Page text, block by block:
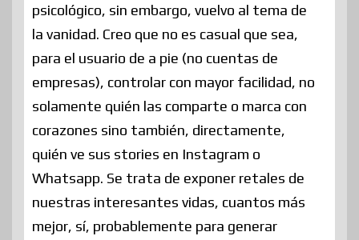
psicológico, sin embargo, vuelvo al tema de
la vanidad. Creo que no es casual que sea,
para el usuario de a pie (no cuentas de
empresas), controlar con mayor facilidad, no
solamente quién las comparte o marca con
corazones sino también, directamente,
quién ve sus stories en Instagram o
Whatsapp. Se trata de exponer retales de
nuestras interesantes vidas, cuantos más
mejor, sí, probablemente para generar